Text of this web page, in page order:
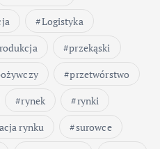
Logistyka
przekąski
przetwórstwo
rynek
rynki
rynku
surowce